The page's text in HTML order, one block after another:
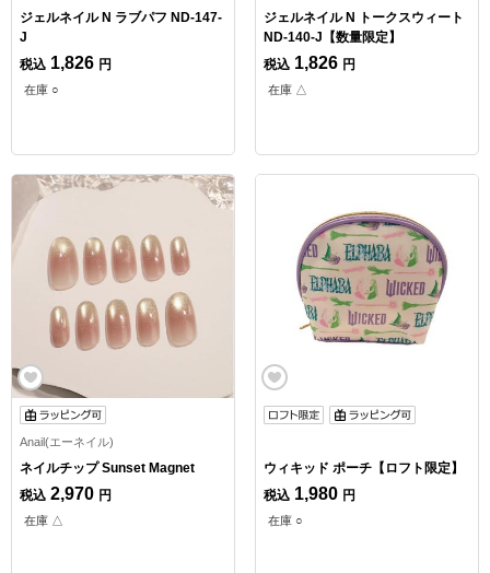
ジェルネイル N ラブパフ ND-147-
J
税込 1,826 円
在庫 ○
ジェルネイル N トークスウィート
ND-140-J【数量限定】
税込 1,826 円
在庫 △
Anail(エーネイル)
ネイルチップ Sunset Magnet
税込 2,970 円
在庫 △
ウィキッド ポーチ【ロフト限定】
税込 1,980 円
在庫 ○